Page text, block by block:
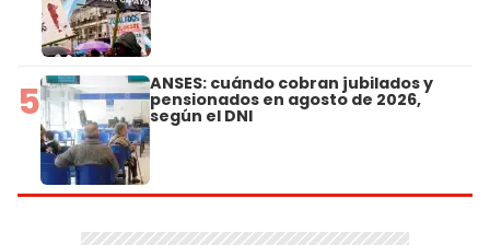
5 ANSES: cuándo cobran jubilados y
pensionados en agosto de 2026,
según el DNI